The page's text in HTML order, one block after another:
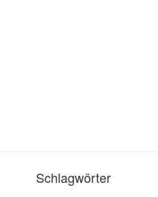
Schlagwörter